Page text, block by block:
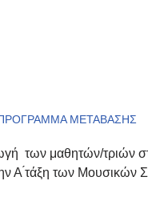
ΜΕΤΑΒΑΣΗΣ
των μαθητών/τριών
Α ́τάξη των Μουσικών